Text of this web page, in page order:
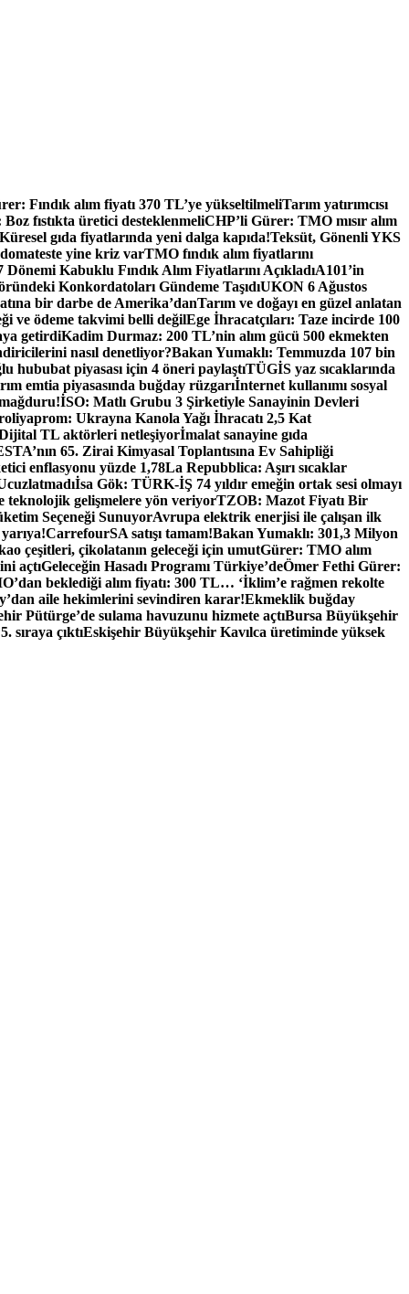
Fındık alım fiyatı 370 TL’ye yükseltilmeliTarım yatırımcısı
fıstıkta üretici desteklenmeliCHP’li Gürer: TMO mısır alım
Küresel gıda fiyatlarında yeni dalga kapıda!Teksüt, Gönenli YKS
yine kriz varTMO fındık alım fiyatlarını
Kabuklu Fındık Alım Fiyatlarını AçıkladıA101’in
Konkordatoları Gündeme TaşıdıUKON 6 Ağustos
bir darbe de Amerika’danTarım ve doğayı en güzel anlatan
ve ödeme takvimi belli değilEge İhracatçıları: Taze incirde 100
getirdiKadim Durmaz: 200 TL’nin alım gücü 500 ekmekten
nasıl denetliyor?Bakan Yumaklı: Temmuzda 107 bin
hububat piyasası için 4 öneri paylaştıTÜGİS yaz sıcaklarında
emtia piyasasında buğday rüzgarıİnternet kullanımı sosyal
İSO: Matlı Grubu 3 Şirketiyle Sanayinin Devleri
Ukrayna Kanola Yağı İhracatı 2,5 Kat
TL aktörleri netleşiyorİmalat sanayine gıda
65. Zirai Kimyasal Toplantısına Ev Sahipliği
enflasyonu yüzde 1,78La Repubblica: Aşırı sıcaklar
İsa Gök: TÜRK-İŞ 74 yıldır emeğin ortak sesi olmayı
teknolojik gelişmelere yön veriyorTZOB: Mazot Fiyatı Bir
Seçeneği SunuyorAvrupa elektrik enerjisi ile çalışan ilk
CarrefourSA satışı tamam!Bakan Yumaklı: 301,3 Milyon
çeşitleri, çikolatanın geleceği için umutGürer: TMO alım
açtıGeleceğin Hasadı Programı Türkiye’deÖmer Fethi Gürer:
beklediği alım fiyatı: 300 TL… ‘İklim’e rağmen rekolte
aile hekimlerini sevindiren karar!Ekmeklik buğday
Pütürge’de sulama havuzunu hizmete açtıBursa Büyükşehir
sıraya çıktıEskişehir Büyükşehir Kavılca üretiminde yüksek